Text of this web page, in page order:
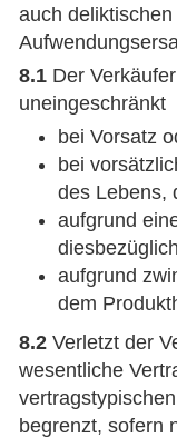
auch
8.1 Der
uneingeschränkt
bei Vorsatz
bei
des Lebens,
aufgrund
aufgrund
dem
8.2 Verletzt der
wesentliche
begrenzt, sofern